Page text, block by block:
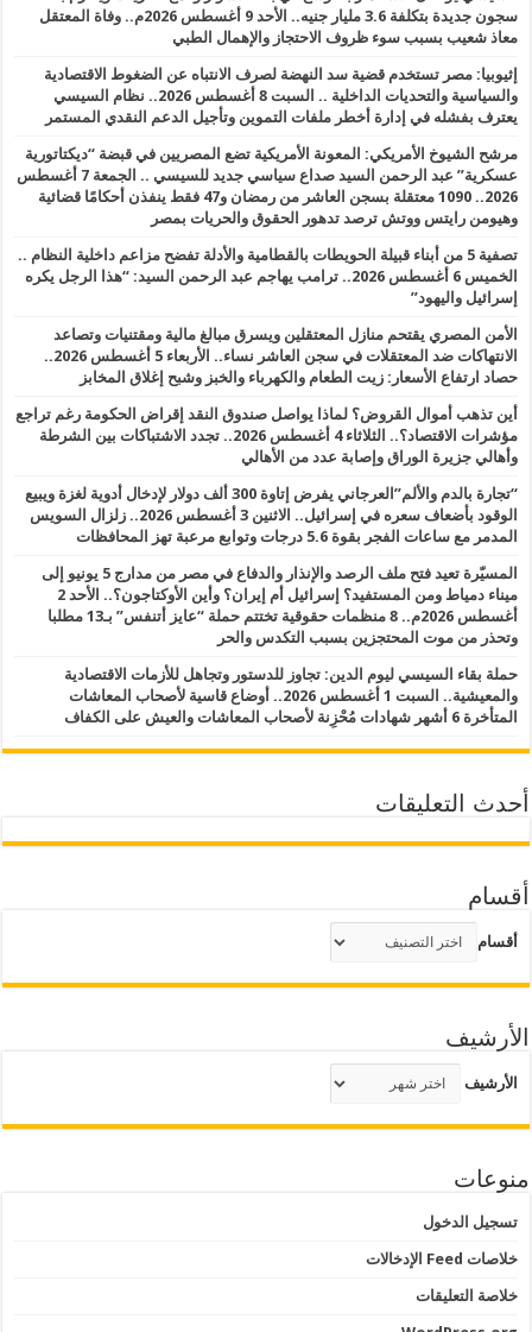
سجون جديدة بتكلفة 3.6 مليار جنيه.. الأحد 9 أغسطس 2026م.. وفاة المعتقل
معاذ شعيب بسبب سوء ظروف الاحتجاز والإهمال الطبي
إثيوبيا: مصر تستخدم قضية سد النهضة لصرف الانتباه عن الضغوط الاقتصادية
والسياسية والتحديات الداخلية .. السبت 8 أغسطس 2026.. نظام السيسي
يعترف بفشله في إدارة أخطر ملفات التموين وتأجيل الدعم النقدي المستمر
مرشح الشيوخ الأمريكي: المعونة الأمريكية تضع المصريين في قبضة “ديكتاتورية
عسكرية” عبد الرحمن السيد صداع سياسي جديد للسيسي .. الجمعة 7 أغسطس
2026.. 1090 معتقلة بسجن العاشر من رمضان و47 فقط ينفذن أحكامًا قضائية
وهيومن رايتس ووتش ترصد تدهور الحقوق والحريات بمصر
تصفية 5 من أبناء قبيلة الحويطات بالقطامية والأدلة تفضح مزاعم داخلية النظام ..
الخميس 6 أغسطس 2026.. ترامب يهاجم عبد الرحمن السيد: “هذا الرجل يكره
إسرائيل واليهود”
الأمن المصري يقتحم منازل المعتقلين ويسرق مبالغ مالية ومقتنيات وتصاعد
الانتهاكات ضد المعتقلات في سجن العاشر نساء.. الأربعاء 5 أغسطس 2026..
حصاد ارتفاع الأسعار: زيت الطعام والكهرباء والخبز وشبح إغلاق المخابز
أين تذهب أموال القروض؟ لماذا يواصل صندوق النقد إقراض الحكومة رغم تراجع
مؤشرات الاقتصاد؟.. الثلاثاء 4 أغسطس 2026.. تجدد الاشتباكات بين الشرطة
وأهالي جزيرة الوراق وإصابة عدد من الأهالي
“تجارة بالدم والألم”العرجاني يفرض إتاوة 300 ألف دولار لإدخال أدوية لغزة ويبيع
الوقود بأضعاف سعره في إسرائيل.. الاثنين 3 أغسطس 2026.. زلزال السويس
المدمر مع ساعات الفجر بقوة 5.6 درجات وتوابع مرعبة تهز المحافظات
المسيّرة تعيد فتح ملف الرصد والإنذار والدفاع في مصر من مدارج 5 يونيو إلى
ميناء دمياط ومن المستفيد؟ إسرائيل أم إيران؟ وأين الأوكتاجون؟.. الأحد 2
أغسطس 2026م.. 8 منظمات حقوقية تختتم حملة “عايز أتنفس” بـ13 مطلبا
وتحذر من موت المحتجزين بسبب التكدس والحر
حملة بقاء السيسي ليوم الدين: تجاوز للدستور وتجاهل للأزمات الاقتصادية
والمعيشية.. السبت 1 أغسطس 2026.. أوضاع قاسية لأصحاب المعاشات
المتأخرة 6 أشهر شهادات مُحْزِنة لأصحاب المعاشات والعيش على الكفاف
أحدث التعليقات
أقسام
أقسام
الأرشيف
الأرشيف
منوعات
تسجيل الدخول
خلاصات Feed الإدخالات
خلاصة التعليقات